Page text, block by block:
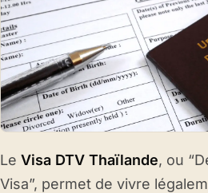
Le Visa DTV Thaïlande, ou
Visa”, permet de vivre